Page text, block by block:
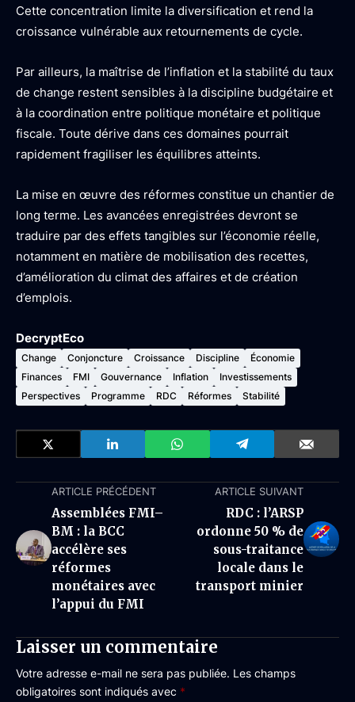
Cette concentration limite la diversification et rend la
croissance vulnérable aux retournements de cycle.
Par ailleurs, la maîtrise de l’inflation et la stabilité du taux
de change restent sensibles à la discipline budgétaire et
à la coordination entre politique monétaire et politique
fiscale. Toute dérive dans ces domaines pourrait
rapidement fragiliser les équilibres atteints.
La mise en œuvre des réformes constitue un chantier de
long terme. Les avancées enregistrées devront se
traduire par des effets tangibles sur l’économie réelle,
notamment en matière de mobilisation des recettes,
d’amélioration du climat des affaires et de création
d’emplois.
DecryptEco
Change Conjoncture Croissance Discipline
Économie
Finances
FMI Gouvernance Inflation
Investissements
Perspectives
Programme RDC Réformes Stabilité
ARTICLE PRÉCÉDENT
Assemblées FMI–
BM : la BCC
accélère ses
réformes
monétaires avec
l’appui du FMI
ARTICLE SUIVANT
RDC : l’ARSP
ordonne 50 % de
sous-traitance
locale dans le
transport minier
Laisser un commentaire
Votre adresse e-mail ne sera pas publiée. Les champs
obligatoires sont indiqués avec *